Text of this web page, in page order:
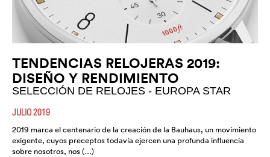
TENDENCIAS RELOJERAS 2019:
DISEÑO Y RENDIMIENTO
SELECCIÓN DE RELOJES - EUROPA STAR
JULIO 2019
2019 marca el centenario de la creación de la Bauhaus, un movimiento
exigente, cuyos preceptos todavía ejercen una profunda influencia
sobre nosotros, nos (…)